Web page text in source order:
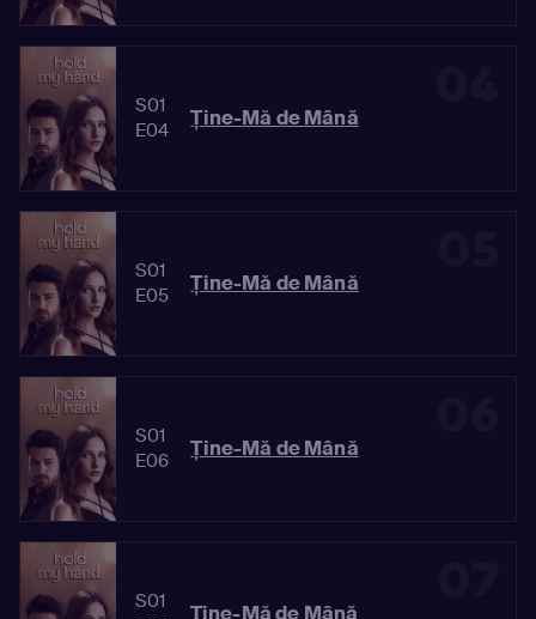
S01
E04
Ține-Mă de Mână
S01
E05
Ține-Mă de Mână
S01
E06
Ține-Mă de Mână
S01
Ține-Mă de Mână